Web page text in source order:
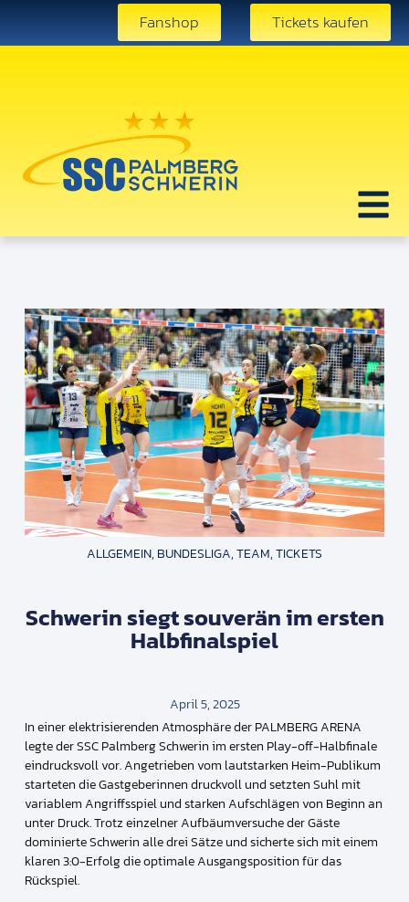
Fanshop Tickets kaufen
ALLGEMEIN, BUNDESLIGA,TEAM,TICKETS
Schwerin siegt souverän im ersten
Halbfinalspiel
April 5, 2025
In einer elektrisierenden Atmosphäre der PALMBERG ARENA
legte der SSC Palmberg Schwerin im ersten Play-off-Halbfinale
eindrucksvoll vor. Angetrieben vom lautstarken Heim-Publikum
starteten die Gastgeberinnen druckvoll und setzten Suhl mit
variablem Angriffsspiel und starken Aufschlägen von Beginn an
unter Druck. Trotz einzelner Aufbäumversuche der Gäste
dominierte Schwerin alle drei Sätze und sicherte sich mit einem
klaren 3:0-Erfolg die optimale Ausgangsposition für das
Rückspiel.